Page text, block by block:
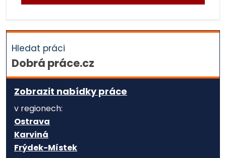
Hledat práci
Dobrá práce.cz
Zobrazit nabídky práce
v regionech:
Ostrava
Karviná
Frýdek-Místek